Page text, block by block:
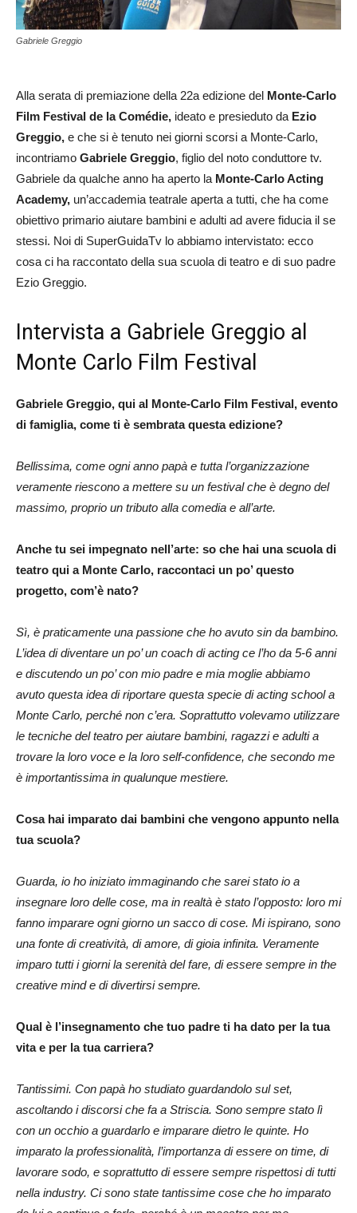
Gabriele Greggio
Alla serata di premiazione della 22a edizione del Monte-Carlo
Film Festival de la Comédie, ideato e presieduto da Ezio
Greggio, e che si è tenuto nei giorni scorsi a Monte-Carlo,
incontriamo Gabriele Greggio, figlio del noto conduttore tv.
Gabriele da qualche anno ha aperto la Monte-Carlo Acting
Academy, un’accademia teatrale aperta a tutti, che ha come
obiettivo primario aiutare bambini e adulti ad avere fiducia il se
stessi. Noi di SuperGuidaTv lo abbiamo intervistato: ecco
cosa ci ha raccontato della sua scuola di teatro e di suo padre
Ezio Greggio.
Intervista a Gabriele Greggio al
Monte Carlo Film Festival
Gabriele Greggio, qui al Monte-Carlo Film Festival, evento
di famiglia, come ti è sembrata questa edizione?
Bellissima, come ogni anno papà e tutta l’organizzazione
veramente riescono a mettere su un festival che è degno del
massimo, proprio un tributo alla comedia e all’arte.
Anche tu sei impegnato nell’arte: so che hai una scuola di
teatro qui a Monte Carlo, raccontaci un po’ questo
progetto, com’è nato?
Sì, è praticamente una passione che ho avuto sin da bambino.
L’idea di diventare un po’ un coach di acting ce l’ho da 5-6 anni
e discutendo un po’ con mio padre e mia moglie abbiamo
avuto questa idea di riportare questa specie di acting school a
Monte Carlo, perché non c’era. Soprattutto volevamo utilizzare
le tecniche del teatro per aiutare bambini, ragazzi e adulti a
trovare la loro voce e la loro self-confidence, che secondo me
è importantissima in qualunque mestiere.
Cosa hai imparato dai bambini che vengono appunto nella
tua scuola?
Guarda, io ho iniziato immaginando che sarei stato io a
insegnare loro delle cose, ma in realtà è stato l’opposto: loro mi
fanno imparare ogni giorno un sacco di cose. Mi ispirano, sono
una fonte di creatività, di amore, di gioia infinita. Veramente
imparo tutti i giorni la serenità del fare, di essere sempre in the
creative mind e di divertirsi sempre.
Qual è l’insegnamento che tuo padre ti ha dato per la tua
vita e per la tua carriera?
Tantissimi. Con papà ho studiato guardandolo sul set,
ascoltando i discorsi che fa a Striscia. Sono sempre stato lì
con un occhio a guardarlo e imparare dietro le quinte. Ho
imparato la professionalità, l’importanza di essere on time, di
lavorare sodo, e soprattutto di essere sempre rispettosi di tutti
nella industry. Ci sono state tantissime cose che ho imparato